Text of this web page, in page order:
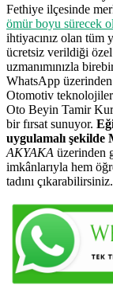
Fethiye ilçesinde
ömür boyu sürecek
ihtiyacınız olan tüm
ücretsiz verildiği
uzmanımınızla
WhatsApp
Otomotiv
Oto Beyin Tamir
bir fırsat sunuyor.
uygulamalı şekilde
AKYAKA üzerinden
imkânlarıyla hem
tadını çıkarabilirsiniz.